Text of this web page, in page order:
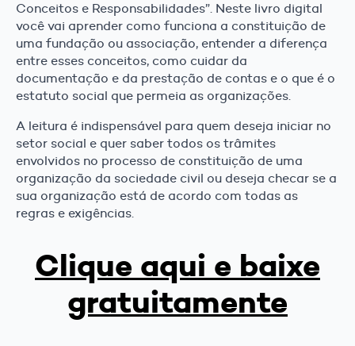
Conceitos e Responsabilidades”. Neste livro digital
você vai aprender como funciona a constituição de
uma fundação ou associação, entender a diferença
entre esses conceitos, como cuidar da
documentação e da prestação de contas e o que é o
estatuto social que permeia as organizações.
A leitura é indispensável para quem deseja iniciar no
setor social e quer saber todos os trâmites
envolvidos no processo de constituição de uma
organização da sociedade civil ou deseja checar se a
sua organização está de acordo com todas as
regras e exigências.
Clique aqui e baixe
gratuitamente